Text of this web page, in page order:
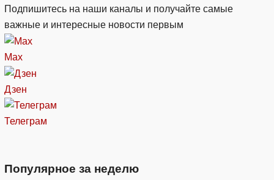
Подпишитесь на наши каналы и получайте самые
важные и интересные новости первым
Max
Дзен
Телеграм
Популярное за неделю